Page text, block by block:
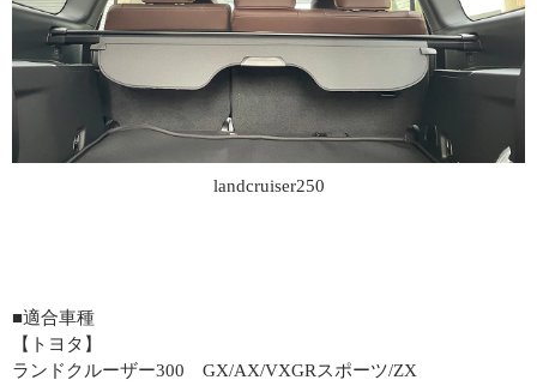
■適合車種
【トヨタ】
ランドクルーザー300 GX/AX/VXGRスポーツ/ZX